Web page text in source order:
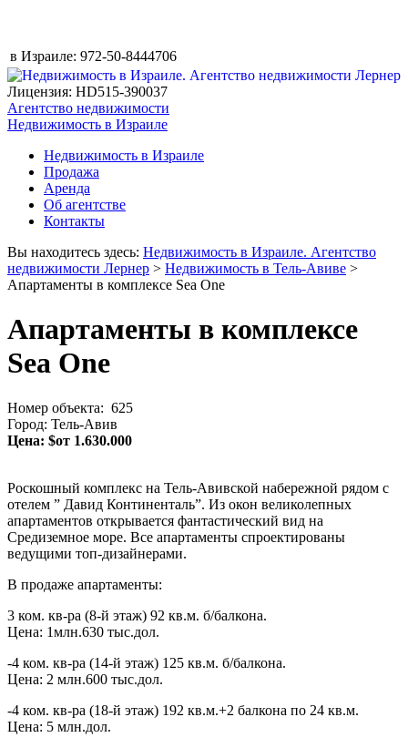
в Израиле: 972-50-8444706
Лицензия: HD515-390037
Агентство недвижимости
Недвижимость в Израиле
Недвижимость в Израиле
Продажа
Аренда
Об агентстве
Контакты
Вы находитесь здесь: Недвижимость в Израиле. Агентство
недвижимости Лернер > Недвижимость в Тель-Авиве >
Апартаменты в комплексе Sea One
Апартаменты в комплексе
Sea One
Номер объекта: 625
Город: Тель-Авив
Цена: $от 1.630.000
Роскошный комплекс на Тель-Авивской набережной рядом с
отелем ” Давид Континенталь”. Из окон великолепных
апартаментов открывается фантастический вид на
Средиземное море. Все апартаменты спроектированы
ведущими топ-дизайнерами.
В продаже апартаменты:
3 ком. кв-ра (8-й этаж) 92 кв.м. б/балкона.
Цена: 1млн.630 тыс.дол.
-4 ком. кв-ра (14-й этаж) 125 кв.м. б/балкона.
Цена: 2 млн.600 тыс.дол.
-4 ком. кв-ра (18-й этаж) 192 кв.м.+2 балкона по 24 кв.м.
Цена: 5 млн.дол.